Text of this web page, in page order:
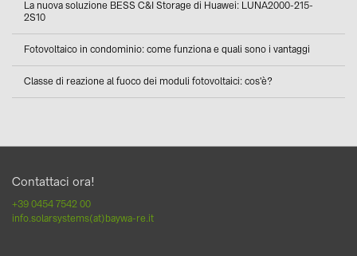
La nuova soluzione BESS C&I Storage di Huawei: LUNA2000-215-
2S10
Fotovoltaico in condominio: come funziona e quali sono i vantaggi
Classe di reazione al fuoco dei moduli fotovoltaici: cos'è?
Contattaci ora!
+39 0454 7542 00
info.solarsystems(at)baywa-re.it